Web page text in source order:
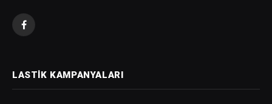
Facebook
LASTIK KAMPANYALARI